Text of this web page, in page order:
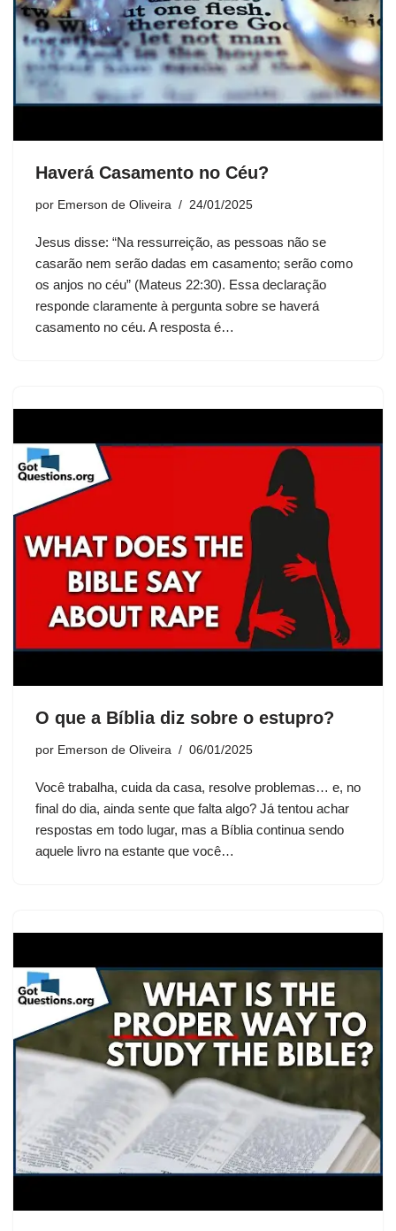
Haverá Casamento no Céu?
por Emerson de Oliveira 24/01/2025
Jesus disse: “Na ressurreição, as pessoas não se
casarão nem serão dadas em casamento; serão como
os anjos no céu” (Mateus 22:30). Essa declaração
responde claramente à pergunta sobre se haverá
casamento no céu. A resposta é…
O que a Bíblia diz sobre o estupro?
por Emerson de Oliveira 06/01/2025
Você trabalha, cuida da casa, resolve problemas… e, no
final do dia, ainda sente que falta algo? Já tentou achar
respostas em todo lugar, mas a Bíblia continua sendo
aquele livro na estante que você…